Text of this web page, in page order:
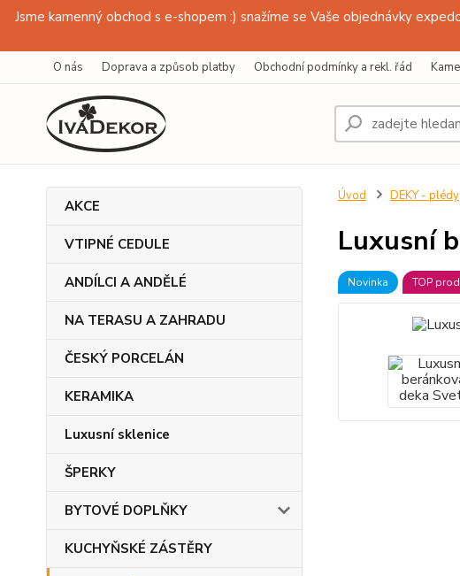
Jsme kamenný obchod s e-shopem :) snažíme se Vaše objednávky
O nás Doprava a způsob platby Obchodní podmínky a rekl. řád
AKCE
VTIPNÉ CEDULE
ANDÍLCI A ANDĚLÉ
NA TERASU A ZAHRADU
ČESKÝ PORCELÁN
KERAMIKA
Luxusní sklenice
ŠPERKY
BYTOVÉ DOPLŇKY
KUCHYŇSKÉ ZÁSTĚRY
Úvod DEKY - plédy
Luxusní
Novinka TOP